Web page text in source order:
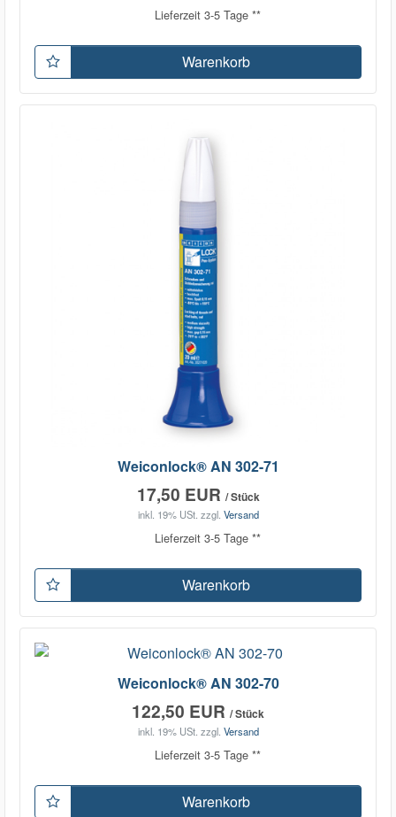
Lieferzeit 3-5 Tage **
Warenkorb
Weiconlock® AN 302-71
17,50 EUR / Stück
inkl. 19% USt. zzgl. Versand
Lieferzeit 3-5 Tage **
Warenkorb
Weiconlock® AN 302-70
122,50 EUR / Stück
inkl. 19% USt. zzgl. Versand
Lieferzeit 3-5 Tage **
Warenkorb